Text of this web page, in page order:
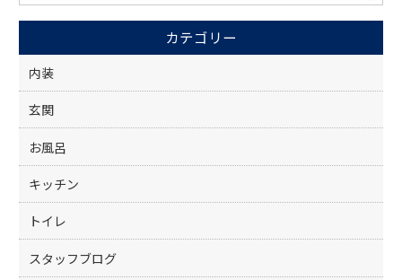
カテゴリー
内装
玄関
お風呂
キッチン
トイレ
スタッフブログ